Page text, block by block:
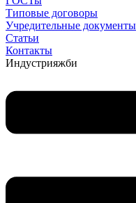
Типовые договоры
Учредительные документы
Статьи
Контакты
Индустрияжби